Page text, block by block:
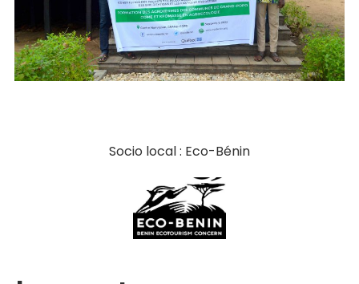
Socio local : Eco-Bénin